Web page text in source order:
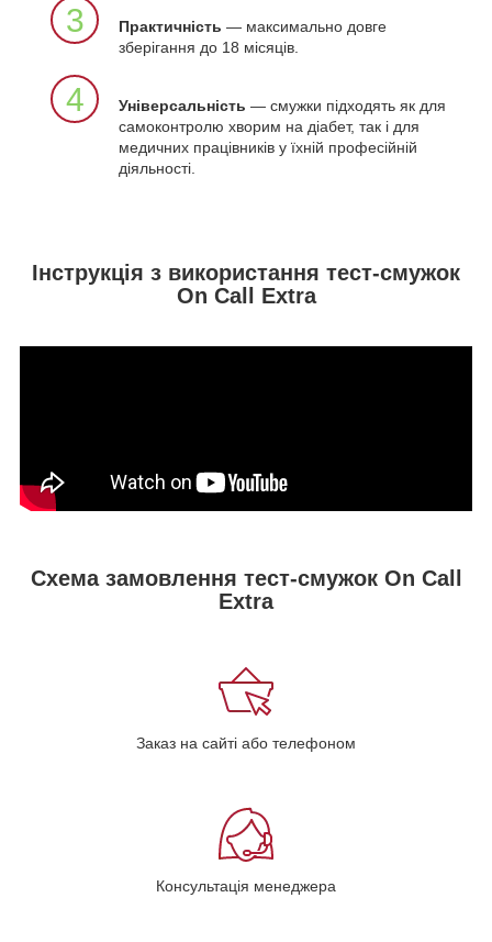
3 Практичність — максимально довге
зберігання до 18 місяців.
4 Універсальність — смужки підходять як для
самоконтролю хворим на діабет, так і для
медичних працівників у їхній професійній
діяльності.
Інструкція з використання тест-смужок
On Call Extra
Схема замовлення тест-смужок On Call
Extra
Заказ на сайті або телефоном
Консультація менеджера